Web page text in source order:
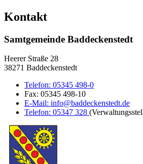
Kontakt
Samtgemeinde Baddeckenstedt
Heerer Straße 28
38271 Baddeckenstedt
Telefon: 05345 498-0
Fax: 05345 498-10
E-Mail: info@baddeckenstedt.de
Telefon: 05347 328